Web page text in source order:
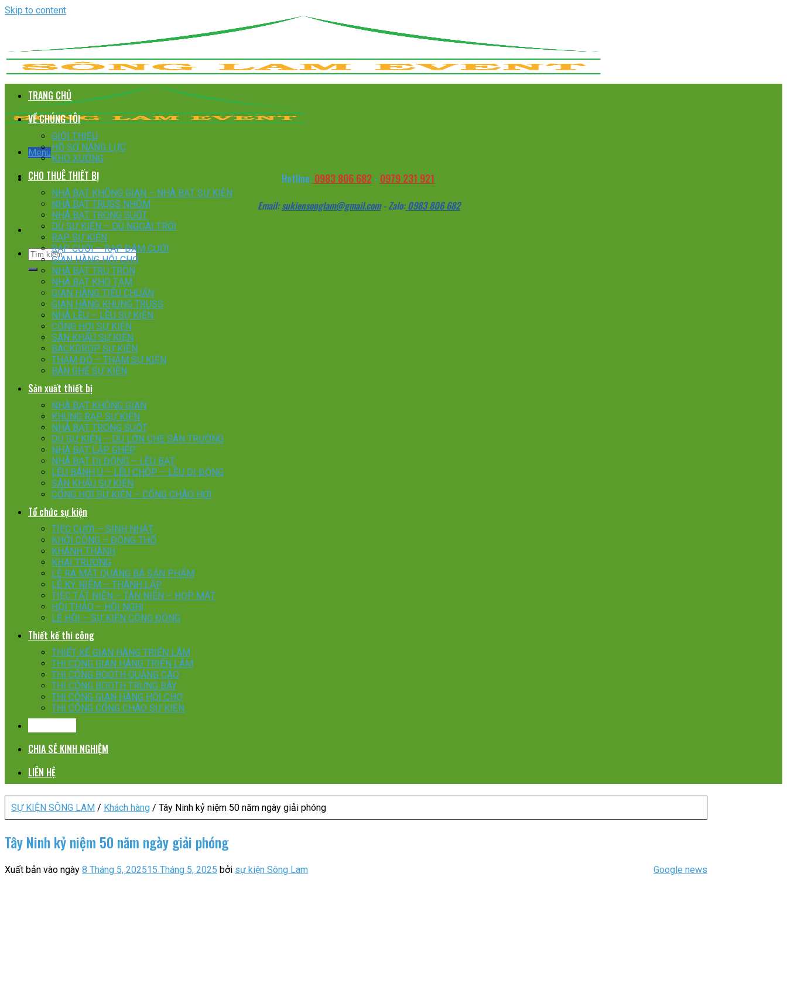
Skip to content
Menu
Hotline:0983 806 682- 0979 231 921
Email:sukiensonglam@gmail.com- Zalo:0983 806 682
TRANG CHỦ
VỀ CHÚNG TÔI
GIỚI THIỆU
HỒ SƠ NĂNG LỰC
KHO XƯỞNG
CHO THUÊ THIẾT BỊ
NHÀ BẠT KHÔNG GIAN – NHÀ BẠT SỰ KIỆN
NHÀ BẠT TRUSS NHÔM
NHÀ BẠT TRONG SUỐT
DÙ SỰ KIỆN – DÙ NGOÀI TRỜI
RẠP SỰ KIỆN
RẠP CƯỚI – RẠP ĐÁM CƯỚI
GIAN HÀNG HỘI CHỢ
NHÀ BẠT TRỤ TRÒN
NHÀ BẠT KHO TẠM
GIAN HÀNG TIÊU CHUẨN
GIAN HÀNG KHUNG TRUSS
NHÀ LỀU – LỀU SỰ KIỆN
CỔNG HƠI SỰ KIỆN
SÂN KHẤU SỰ KIỆN
BACKDROP SỰ KIỆN
THẢM ĐỎ – THẢM SỰ KIỆN
BÀN GHẾ SỰ KIỆN
Sản xuất thiết bị
NHÀ BẠT KHÔNG GIAN
KHUNG RẠP SỰ KIỆN
NHÀ BẠT TRONG SUỐT
DÙ SỰ KIỆN – DÙ LỚN CHE SÂN TRƯỜNG
NHÀ BẠT LẮP GHÉP
NHÀ BẠT DI ĐỘNG – LỀU BẠT
LỀU BÁNH Ú – LỀU CHÓP – LỀU DI ĐỘNG
SÂN KHẤU SỰ KIỆN
CỔNG HƠI SỰ KIỆN – CỔNG CHÀO HƠI
Tổ chức sự kiện
TIỆC CƯỚI – SINH NHẬT
KHỞI CÔNG – ĐỘNG THỔ
KHÁNH THÀNH
KHAI TRƯƠNG
LỄ RA MẮT QUÁNG BÁ SẢN PHẨM
LỄ KỶ NIỆM – THÀNH LẬP
TIỆC TẤT NIÊN – TÂN NIÊN – HỌP MẶT
HỘI THẢO – HỘI NGHỊ
LỄ HỘI – SỰ KIỆN CỘNG ĐỒNG
Thiết kế thi công
THIẾT KẾ GIAN HÀNG TRIỂN LÃM
THI CÔNG GIAN HÀNG TRIỂN LÃM
THI CÔNG BOOTH QUẢNG CÁO
THI CÔNG BOOTH TRƯNG BÀY
THI CÔNG GIAN HÀNG HỘI CHỢ
THI CÔNG CỔNG CHÀO SỰ KIỆN
CHIA SẺ KINH NGHIỆM
LIÊN HỆ
SỰ KIỆN SÔNG LAM / Khách hàng / Tây Ninh kỷ niệm 50 năm ngày giải phóng
Tây Ninh kỷ niệm 50 năm ngày giải phóng
Xuất bản vào ngày 8 Tháng 5, 202515 Tháng 5, 2025 bởi sự kiện Sông Lam Google news